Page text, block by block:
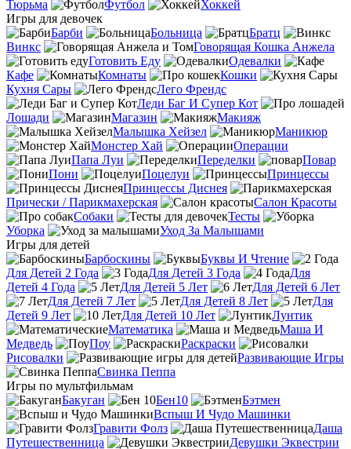
Тюрьма
Футбол
Хоккей
Игры для девочек
Барби
Больница
Братц
Винкс
Говорящая Кошка Анжела
Готовить Еду
Одевалки
Кафе
Комнаты
Кошки
Кухня Сары
Лего Френдс
Леди Баг И Супер Кот
Лошади
Магазин
Макияж
Малышка Хейзел
Маникюр
Монстер Хай
Операции
Папа Луи
Переделки
Повар
Пони
Поцелуи
Принцессы
Принцессы Диснея
Прически / Парикмахерская
Салон Красоты
Собаки
Тесты
Уборка
Уход За Малышами
Игры для детей
Барбоскины
Буквы И Чтение
Для Детей 2 Года
Для Детей 3 Года
Для
Детей 4 Года
Для Детей 5 Лет
Для Детей 6 Лет
Для Детей 7 Лет
Для Детей 8 Лет
Для
Детей 9 Лет
Для Детей 10 Лет
Лунтик
Математика
Маша И
Медведь
Поу
Раскраски
Рисовалки
Развивающие Игры
Свинка Пеппа
Игры по мультфильмам
Бакуган
Бен10
Бэтмен
Вспыш И Чудо Машинки
Гравити Фолз
Даша
Путешественница
Девушки Эквестрии